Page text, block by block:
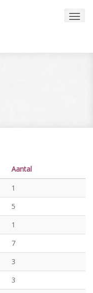
Aantal
1
5
1
7
3
3